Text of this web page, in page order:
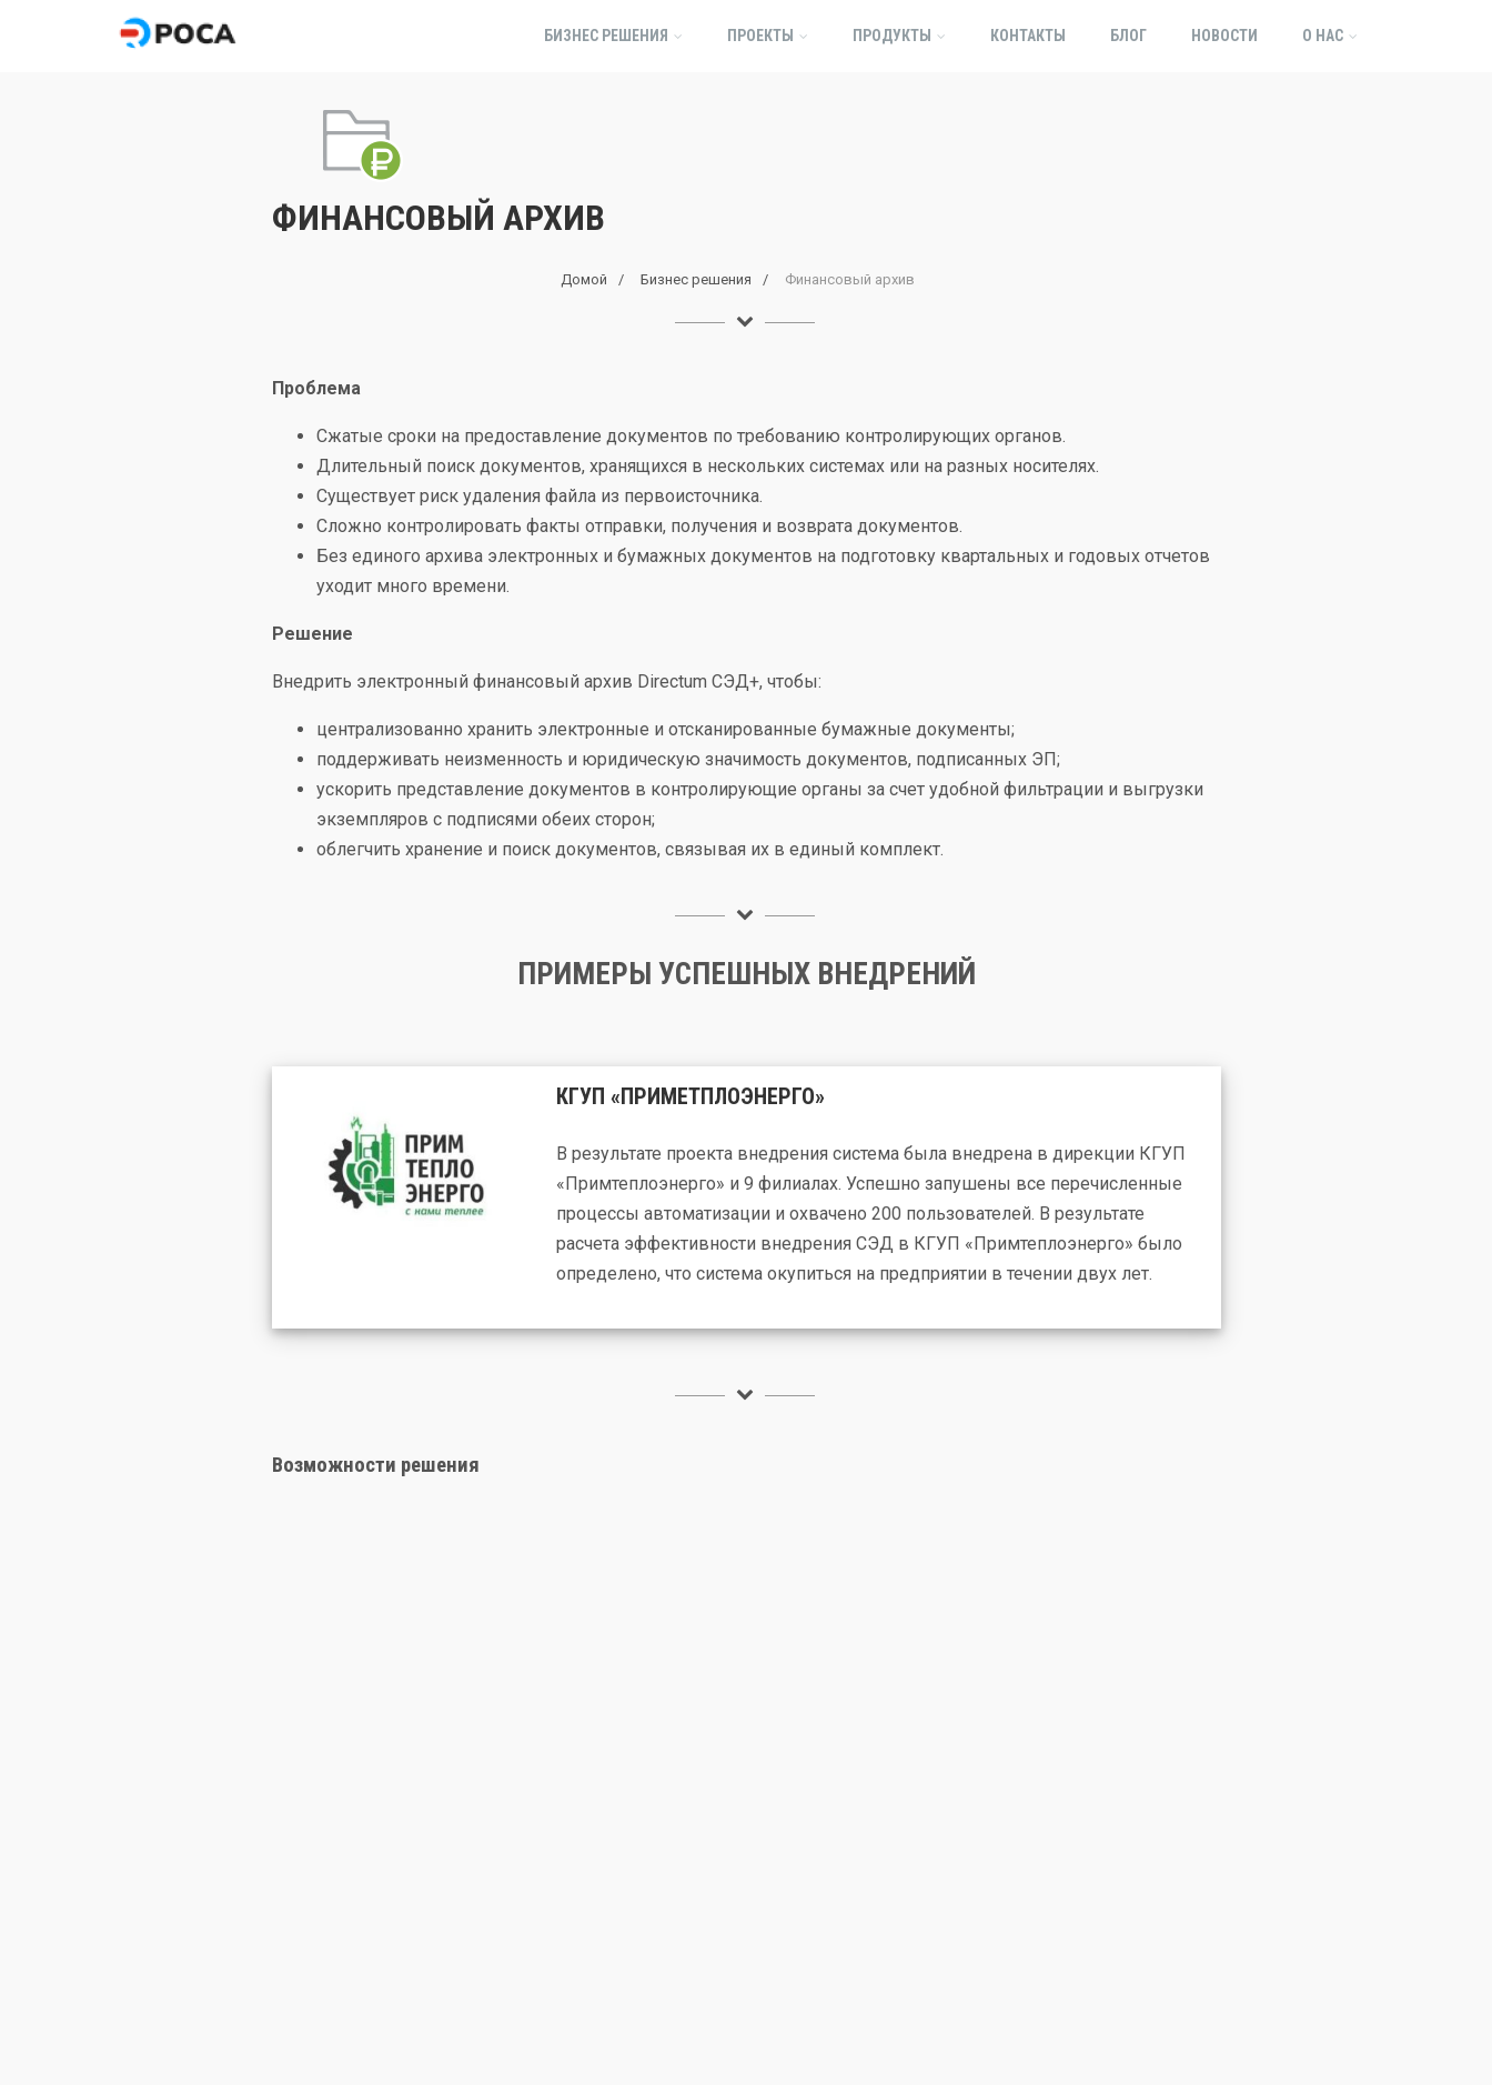
БИЗНЕС РЕШЕНИЯ ПРОЕКТЫ ПРОДУКТЫ КОНТАКТЫ БЛОГ НОВОСТИ О НАС
ФИНАНСОВЫЙ АРХИВ
Домой Бизнес решения Финансовый архив
Проблема
Сжатые сроки на предоставление документов по требованию контролирующих органов.
Длительный поиск документов, хранящихся в нескольких системах или на разных носителях.
Существует риск удаления файла из первоисточника.
Сложно контролировать факты отправки, получения и возврата документов.
Без единого архива электронных и бумажных документов на подготовку квартальных и годовых отчетов
уходит много времени.
Решение
Внедрить электронный финансовый архив Directum СЭД+, чтобы:
централизованно хранить электронные и отсканированные бумажные документы;
поддерживать неизменность и юридическую значимость документов, подписанных ЭП;
ускорить представление документов в контролирующие органы за счет удобной фильтрации и выгрузки
экземпляров с подписями обеих сторон;
облегчить хранение и поиск документов, связывая их в единый комплект.
ПРИМЕРЫ УСПЕШНЫХ ВНЕДРЕНИЙ
КГУП «ПРИМЕТПЛОЭНЕРГО»
В результате проекта внедрения система была внедрена в дирекции КГУП
«Примтеплоэнерго» и 9 филиалах. Успешно запушены все перечисленные
процессы автоматизации и охвачено 200 пользователей. В результате
расчета эффективности внедрения СЭД в КГУП «Примтеплоэнерго» было
определено, что система окупиться на предприятии в течении двух лет.
Возможности решения